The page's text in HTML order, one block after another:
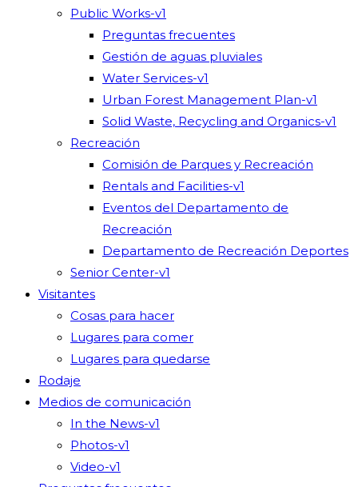
Public Works-v1
Preguntas frecuentes
Gestión de aguas pluviales
Water Services-v1
Urban Forest Management Plan-v1
Solid Waste, Recycling and Organics-v1
Recreación
Comisión de Parques y Recreación
Rentals and Facilities-v1
Eventos del Departamento de
Recreación
Departamento de Recreación Deportes
Senior Center-v1
Visitantes
Cosas para hacer
Lugares para comer
Lugares para quedarse
Rodaje
Medios de comunicación
In the News-v1
Photos-v1
Video-v1